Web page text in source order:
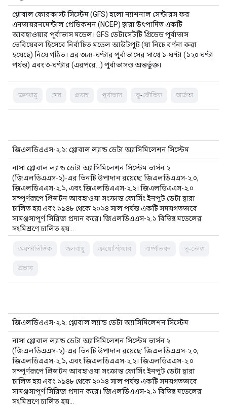
গ্লোবাল ফোরকাস্ট সিস্টেম (GFS) হলো ন্যাশনাল সেন্টারস ফর
এনভায়রনমেন্টাল প্রেডিকশন (NCEP) দ্বারা উৎপাদিত একটি
আবহাওয়ার পূর্বাভাস মডেল। GFS ডেটাসেটটি গ্রিডেড পূর্বাভাস
ভেরিয়েবল হিসেবে নির্বাচিত মডেল আউটপুট (যা নিচে বর্ণনা করা
হয়েছে) নিয়ে গঠিত। এর ৩৮৪-ঘণ্টার পূর্বাভাসের সাথে ১-ঘণ্টা (১২০ ঘণ্টা
পর্যন্ত) এবং ৩-ঘণ্টার (এরপরে…) পূর্বাভাসও অন্তর্ভুক্ত।
জলবায়ু মেঘ প্রবাহ পূর্বাভাস ভূ-ভৌতিক আর্দ্রতা
জিএলডিএএস-২.১: গ্লোবাল ল্যান্ড ডেটা অ্যাসিমিলেশন সিস্টেম
নাসা গ্লোবাল ল্যান্ড ডেটা অ্যাসিমিলেশন সিস্টেম ভার্সন ২
(জিএলডিএএস-২)-এর তিনটি উপাদান রয়েছে: জিএলডিএএস-২.০,
জিএলডিএএস-২.১, এবং জিএলডিএএস-২.২। জিএলডিএএস-২.০
সম্পূর্ণরূপে প্রিন্সটন আবহাওয়া সংক্রান্ত ফোর্সিং ইনপুট ডেটা দ্বারা
চালিত হয় এবং ১৯৪৮ থেকে ২০১৪ সাল পর্যন্ত একটি সময়গতভাবে
সামঞ্জস্যপূর্ণ সিরিজ প্রদান করে। জিএলডিএএস-২.১ বিভিন্ন মডেলের
সংমিশ্রণে চালিত হয়…
৩-ঘণ্টাভিত্তিক জলবায়ু ক্রায়োস্ফিয়ার বাষ্পীভবন ভূ-ভৌত
প্রভাব
জিএলডিএএস-২.২: গ্লোবাল ল্যান্ড ডেটা অ্যাসিমিলেশন সিস্টেম
নাসা গ্লোবাল ল্যান্ড ডেটা অ্যাসিমিলেশন সিস্টেম ভার্সন ২
(জিএলডিএএস-২)-এর তিনটি উপাদান রয়েছে: জিএলডিএএস-২.০,
জিএলডিএএস-২.১, এবং জিএলডিএএস-২.২। জিএলডিএএস-২.০
সম্পূর্ণরূপে প্রিন্সটন আবহাওয়া সংক্রান্ত ফোর্সিং ইনপুট ডেটা দ্বারা
চালিত হয় এবং ১৯৪৮ থেকে ২০১৪ সাল পর্যন্ত একটি সময়গতভাবে
সামঞ্জস্যপূর্ণ সিরিজ প্রদান করে। জিএলডিএএস-২.১ বিভিন্ন মডেলের
সংমিশ্রণে চালিত হয়…